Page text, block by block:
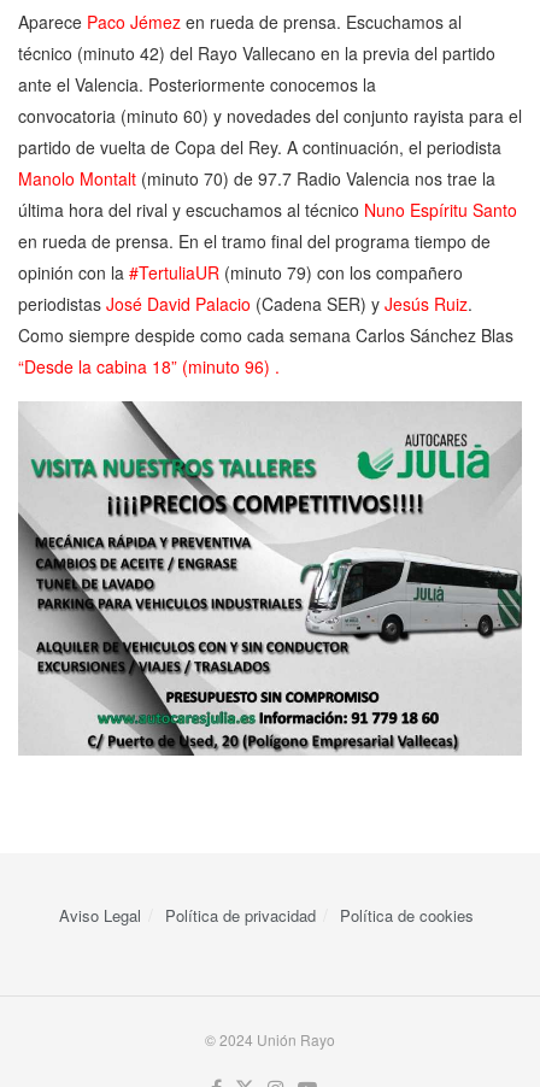
Aparece Paco Jémez en rueda de prensa. Escuchamos al
técnico (minuto 42) del Rayo Vallecano en la previa del partido
ante el Valencia. Posteriormente conocemos la
convocatoria (minuto 60) y novedades del conjunto rayista para el
partido de vuelta de Copa del Rey. A continuación, el periodista
Manolo Montalt (minuto 70) de 97.7 Radio Valencia nos trae la
última hora del rival y escuchamos al técnico Nuno Espíritu Santo
en rueda de prensa. En el tramo final del programa tiempo de
opinión con la #TertuliaUR (minuto 79) con los compañero
periodistas José David Palacio (Cadena SER) y Jesús Ruiz.
Como siempre despide como cada semana Carlos Sánchez Blas
“Desde la cabina 18” (minuto 96) .
Aviso Legal Política de privacidad Política de cookies
© 2024 Unión Rayo